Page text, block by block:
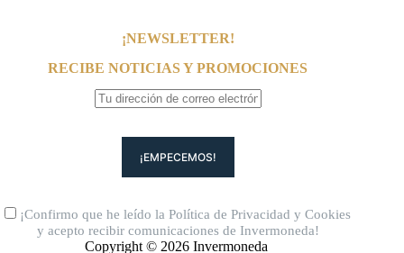
¡NEWSLETTER!
RECIBE NOTICIAS Y PROMOCIONES
¡Confirmo que he leído laPolítica de Privacidad yCookies
y acepto recibir comunicaciones de Invermoneda!
Copyright © 2026 Invermoneda